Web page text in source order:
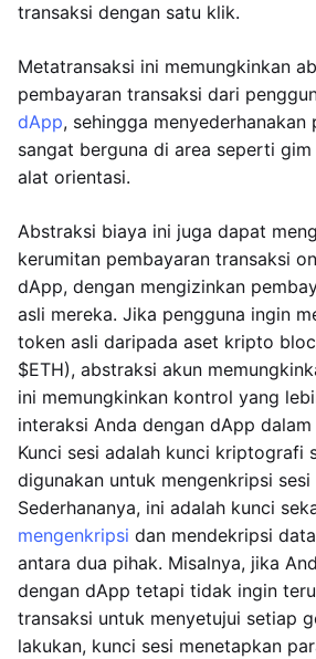
transaksi dengan satu klik.
Metatransaksi ini memungkinkan
pembayaran transaksi dari
dApp, sehingga menyederhanakan
sangat berguna di area seperti
alat orientasi.
Abstraksi biaya ini juga dapat
kerumitan pembayaran transaksi
dApp, dengan mengizinkan
asli mereka. Jika pengguna ingin
token asli daripada aset kripto
$ETH), abstraksi akun
ini memungkinkan kontrol yang
interaksi Anda dengan dApp
Kunci sesi adalah kunci kriptografi
digunakan untuk mengenkripsi sesi
Sederhananya, ini adalah kunci
mengenkripsi dan mendekripsi
antara dua pihak. Misalnya, jika
dengan dApp tetapi tidak ingin
transaksi untuk menyetujui setiap
lakukan, kunci sesi menetapkan